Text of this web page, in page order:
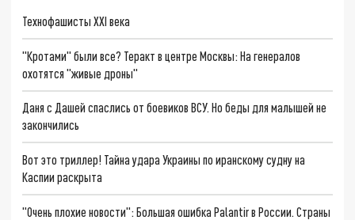
Технофашисты XXI века
"Кротами" были все? Теракт в центре Москвы: На генералов
охотятся "живые дроны"
Даня с Дашей спаслись от боевиков ВСУ. Но беды для малышей не
закончились
Вот это триллер! Тайна удара Украины по иранскому судну на
Каспии раскрыта
"Очень плохие новости": Большая ошибка Palantir в России. Страны